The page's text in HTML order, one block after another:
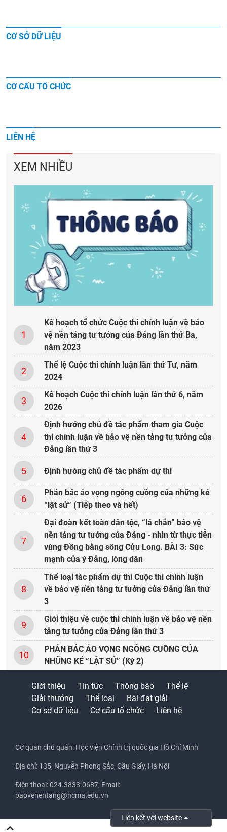
CƠ SỞ DỮ LIỆU
CƠ CẤU TỔ CHỨC
LIÊN HỆ
XEM NHIỀU
1
Kế hoạch tổ chức Cuộc thi chính luận về bảo
vệ nền tảng tư tưởng của Đảng lần thứ Ba,
năm 2023
2
Thể lệ Cuộc thi chính luận lần thứ Tư, năm
2024
3
Kế hoạch Cuộc thi chính luận lần thứ 6, năm
2026
4
Định hướng chủ đề tác phẩm tham gia Cuộc
thi chính luận về bảo vệ nền tảng tư tưởng của
Đảng lần thứ 3
5 Định hướng chủ đề tác phẩm dự thi
6
Phản bác ảo vọng ngông cuồng của những kẻ
“lật sử” (Tiếp theo và hết)
7
Đại đoàn kết toàn dân tộc, “lá chắn” bảo vệ
nền tảng tư tưởng của Đảng - nhìn từ thực tiễn
vùng Đồng bằng sông Cửu Long. BÀI 3: Sức
mạnh của ý Đảng, lòng dân
8
Thể loại tác phẩm dự thi Cuộc thi chính luận
về bảo vệ nền tảng tư tưởng của Đảng lần thứ
3
9
Giới thiệu về cuộc thi chính luận về bảo vệ nền
tảng tư tưởng của Đảng lần thứ 3
10
PHẢN BÁC ẢO VỌNG NGÔNG CUỒNG CỦA
NHỮNG KẺ “LẬT SỬ” (Kỳ 2)
Giới thiệu Tin tức Thông báo
Thể lệ
Giải thưởng
Thể loại
Bài đạt giải
Cơ sở dữ liệu
Cơ cấu tổ chức Liên hệ
Cơ quan chủ quản: Học viện Chính trị quốc gia Hồ Chí Minh
Địa chỉ: 135, Nguyễn Phong Sắc, Cầu Giấy, Hà Nội
Điện thoại: 024.3833.0687; Email:
baovenentang@hcma.edu.vn
Liên kết với website